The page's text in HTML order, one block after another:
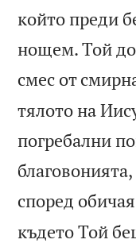
който преди
нощем. Той
смес от
тялото на
погребални
според
където Той